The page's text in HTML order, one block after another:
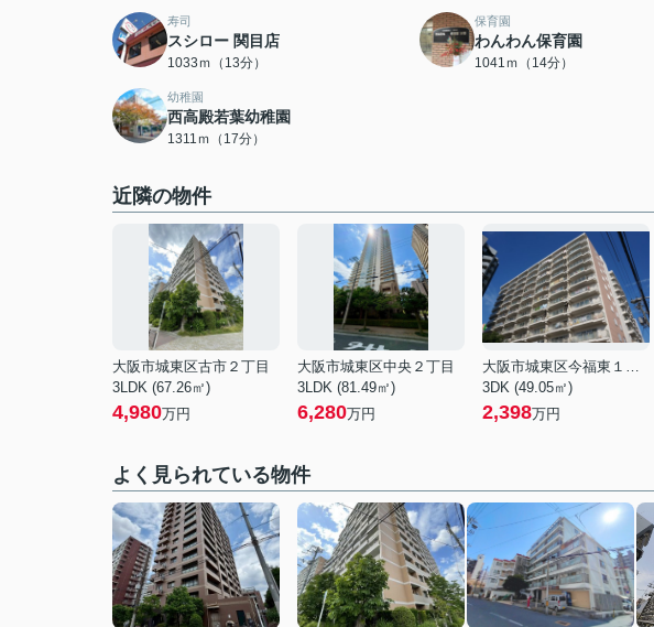
寿司
スシロー 関目店
1033ｍ（13分）
保育園
わんわん保育園
1041ｍ（14分）
幼稚園
西高殿若葉幼稚園
1311ｍ（17分）
近隣の物件
大阪市城東区古市２丁目
3LDK (67.26㎡)
4,980万円
大阪市城東区中央２丁目
3LDK (81.49㎡)
6,280万円
大阪市城東区今福東１丁目
3DK (49.05㎡)
2,398万円
よく見られている物件